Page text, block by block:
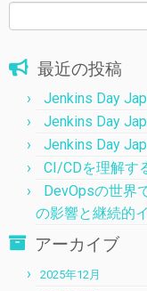
索:
最近の投稿
Jenkins Day
Jenkins Day
Jenkins Day
CI/CDを理解す
DevOpsの世界
の影響と継続的
アーカイブ
2025年12月